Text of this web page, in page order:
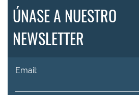
ÚNASE A NUESTRO
NEWSLETTER
Email: